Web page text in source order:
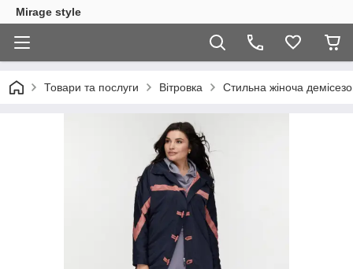
Mirage style
Товари та послуги Вітровка Стильна жіноча